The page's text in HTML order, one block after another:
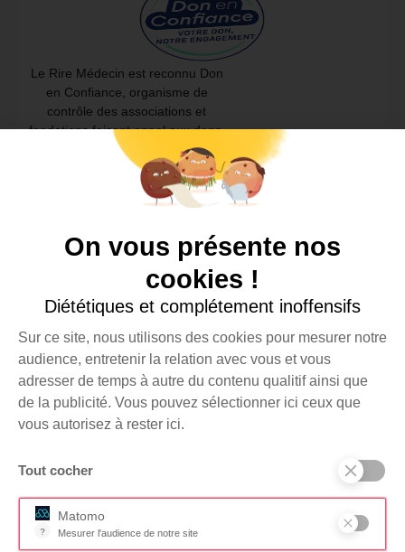
On vous présente nos
cookies !
Diététiques et complétement inoffensifs
Sur ce site, nous utilisons des cookies pour mesurer notre
audience, entretenir la relation avec vous et vous
adresser de temps à autre du contenu qualitif ainsi que
de la publicité. Vous pouvez sélectionner ici ceux que
vous autorisez à rester ici.
Tout cocher
?
Matomo
Mesurer l'audience de notre site
Outil analytique (alternative à Google Analytics) collectant des
RESSOURCES
Foire aux questions
Documents
Bâtiment Wikivillage
8 rue de Srebrenica
75020 Paris
+33 (0)1 44 84 40 99
Le Rire Médecin est reconnu Don
en Confiance, organisme de
contrôle des associations et
fondations faisant appel aux dons.
Plus d’infos
donenconfiance.org.
SUIVEZ-NOUS SUR
Je m'inscris à la
newsletter
JE FAIS UN